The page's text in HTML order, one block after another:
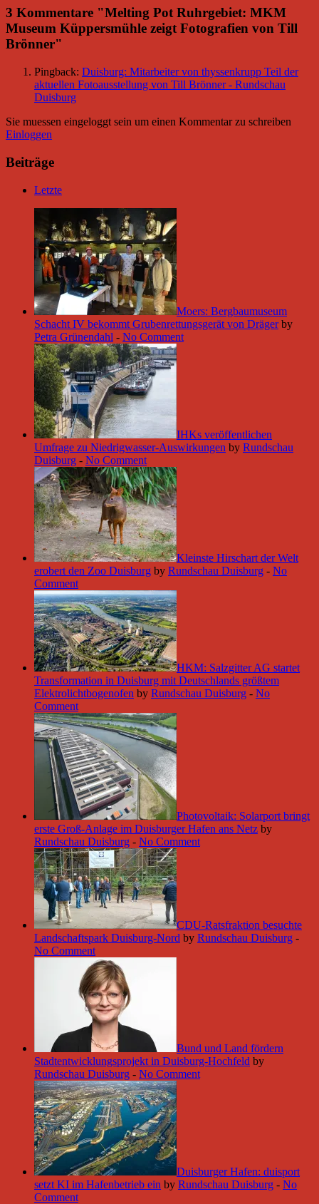
3 Kommentare "Melting Pot Ruhrgebiet: MKM
Museum Küppersmühle zeigt Fotografien von Till
Brönner"
Pingback: Duisburg: Mitarbeiter von thyssenkrupp Teil der
aktuellen Fotoausstellung von Till Brönner - Rundschau
Duisburg
Sie muessen eingeloggt sein um einen Kommentar zu schreiben
Einloggen
Beiträge
Letzte
Moers: Bergbaumuseum
Schacht IV bekommt Grubenrettungsgerät von Dräger by
Petra Grünendahl - No Comment
IHKs veröffentlichen
Umfrage zu Niedrigwasser-Auswirkungen by Rundschau
Duisburg - No Comment
Kleinste Hirschart der Welt
erobert den Zoo Duisburg by Rundschau Duisburg - No
Comment
HKM: Salzgitter AG startet
Transformation in Duisburg mit Deutschlands größtem
Elektrolichtbogenofen by Rundschau Duisburg - No
Comment
Photovoltaik: Solarport bringt
erste Groß-Anlage im Duisburger Hafen ans Netz by
Rundschau Duisburg - No Comment
CDU-Ratsfraktion besuchte
Landschaftspark Duisburg-Nord by Rundschau Duisburg -
No Comment
Bund und Land fördern
Stadtentwicklungsprojekt in Duisburg-Hochfeld by
Rundschau Duisburg - No Comment
Duisburger Hafen: duisport
setzt KI im Hafenbetrieb ein by Rundschau Duisburg - No
Comment